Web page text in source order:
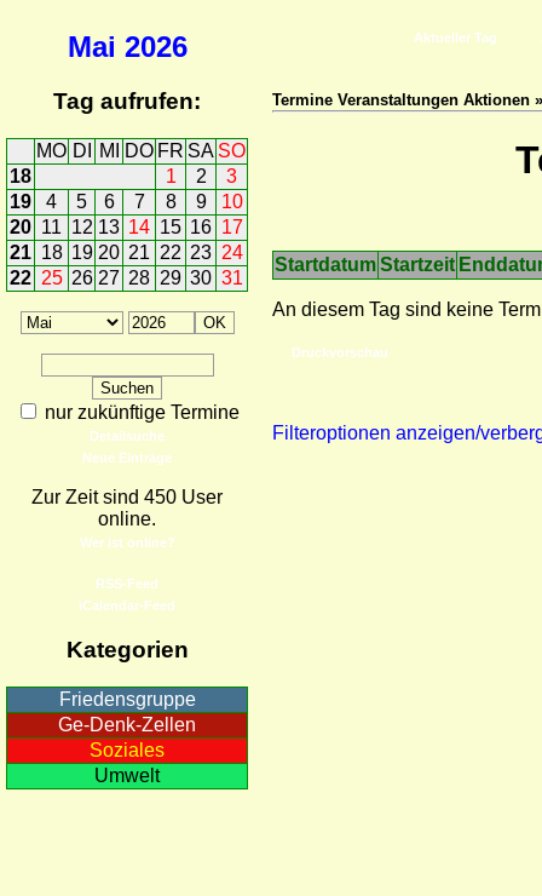
Mai 2026
Tag aufrufen:
MO DI MI DO FR SA SO
18
1 2
3
19
4 5 6 7 8 9
10
20 11 12 13 14 15 16 17
21 18 19 20 21 22 23 24
22 25 26 27 28 29 30 31
nur zukünftige Termine
Detailsuche
Neue Einträge
Zur Zeit sind 450 User
online.
Wer ist online?
RSS-Feed
iCalendar-Feed
Kategorien
Friedensgruppe
Ge-Denk-Zellen
Soziales
Umwelt
Aktueller Tag
Termine Veranstaltungen Aktionen
StartdatumStartzeit
An diesem Tag sind keine
Druckvorschau
Filteroptionen anzeigen/